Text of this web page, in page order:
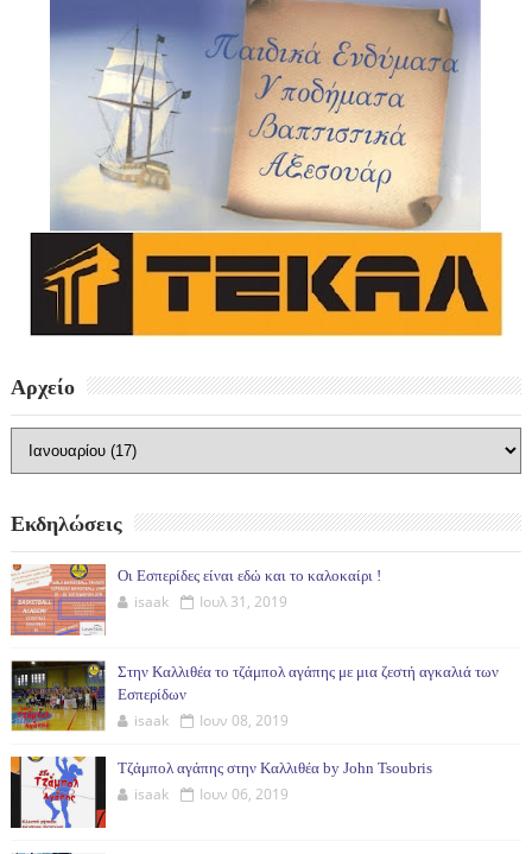
Αρχείο
Εκδηλώσεις
Οι Εσπερίδες είναι εδώ και το καλοκαίρι !
isaak Ιουλ 31, 2019
Στην Καλλιθέα το τζάμπολ αγάπης με μια ζεστή αγκαλιά των
Εσπερίδων
isaak Ιουν 08, 2019
Τζάμπολ αγάπης στην Καλλιθέα by John Tsoubris
isaak Ιουν 06, 2019